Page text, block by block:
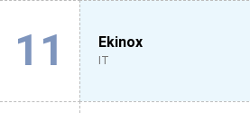
11 Ekinox
IT